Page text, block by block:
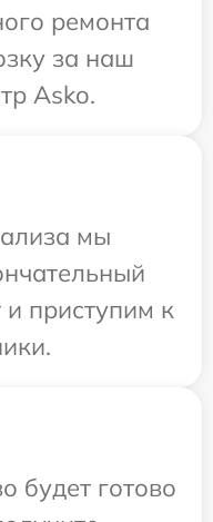
ремонта
за наш
Asko.
мы
и приступим к
будет готово